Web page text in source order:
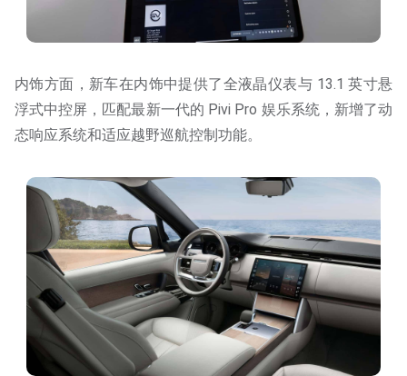
内饰方面，新车在内饰中提供了全液晶仪表与 13.1 英寸悬
浮式中控屏，匹配最新一代的 Pivi Pro 娱乐系统，新增了动
态响应系统和适应越野巡航控制功能。